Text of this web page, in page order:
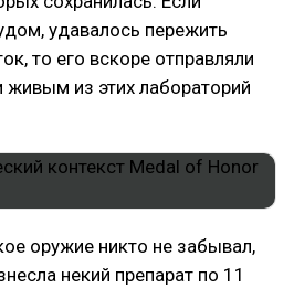
удавалось пережить
то его вскоре отправляли
из этих лабораторий
оружие никто не забывал,
некий препарат по 11